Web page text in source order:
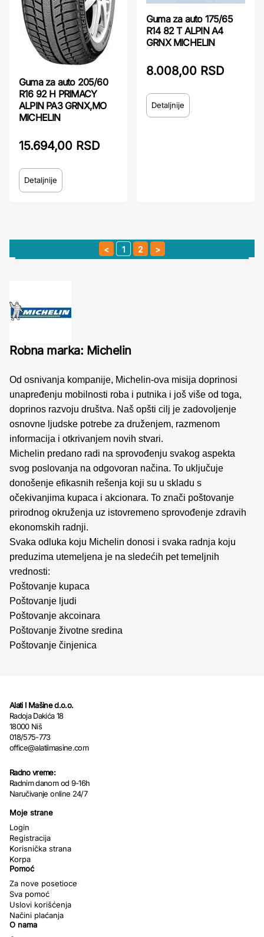
Guma za auto 205/60
R16 92 H PRIMACY
ALPIN PA3 GRNX,MO
MICHELIN
15.694,00 RSD
Detaljnije
Guma za auto 175/65
R14 82 T ALPIN A4
GRNX MICHELIN
8.008,00 RSD
Detaljnije
1 2
Robna marka: Michelin
Od osnivanja kompanije, Michelin-ova misija doprinosi
unapređenju mobilnosti roba i putnika i još više od toga,
doprinos razvoju društva. Naš opšti cilj je zadovoljenje
osnovne ljudske potrebe za druženjem, razmenom
informacija i otkrivanjem novih stvari.
Michelin predano radi na sprovođenju svakog aspekta
svog poslovanja na odgovoran načina. To uključuje
donošenje efikasnih rešenja koji su u skladu s
očekivanjima kupaca i akcionara. To znači poštovanje
prirodnog okruženja uz istovremeno sprovođenje zdravih
ekonomskih radnji.
Svaka odluka koju Michelin donosi i svaka radnja koju
preduzima utemeljena je na sledećih pet temeljnih
vrednosti:
Poštovanje kupaca
Poštovanje ljudi
Poštovanje akcoinara
Poštovanje životne sredina
Poštovanje činjenica
Alati I Mašine d.o.o.
Radoja Dakića 18
18000 Niš
018/575-773
office@alatiimasine.com
Radno vreme:
Radnim danom od 9-16h
Naručivanje online 24/7
Moje strane
Login
Registracija
Korisnička strana
Korpa
Pomoć
Za nove posetioce
Sva pomoć
Uslovi korišćenja
Načini plaćanja
O nama